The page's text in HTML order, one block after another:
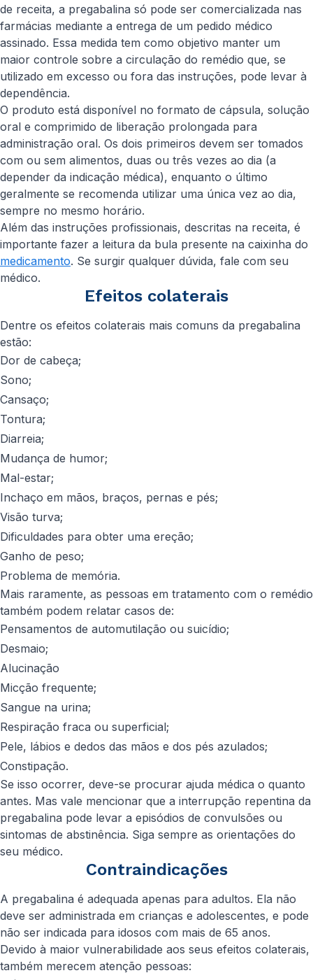
de receita, a pregabalina só pode ser comercializada nas
farmácias mediante a entrega de um pedido médico
assinado. Essa medida tem como objetivo manter um
maior controle sobre a circulação do remédio que, se
utilizado em excesso ou fora das instruções, pode levar à
dependência.
O produto está disponível no formato de cápsula, solução
oral e comprimido de liberação prolongada para
administração oral. Os dois primeiros devem ser tomados
com ou sem alimentos, duas ou três vezes ao dia (a
depender da indicação médica), enquanto o último
geralmente se recomenda utilizar uma única vez ao dia,
sempre no mesmo horário.
Além das instruções profissionais, descritas na receita, é
importante fazer a leitura da bula presente na caixinha do
medicamento. Se surgir qualquer dúvida, fale com seu
médico.
Efeitos colaterais
Dentre os efeitos colaterais mais comuns da pregabalina
estão:
Dor de cabeça;
Sono;
Cansaço;
Tontura;
Diarreia;
Mudança de humor;
Mal-estar;
Inchaço em mãos, braços, pernas e pés;
Visão turva;
Dificuldades para obter uma ereção;
Ganho de peso;
Problema de memória.
Mais raramente, as pessoas em tratamento com o remédio
também podem relatar casos de:
Pensamentos de automutilação ou suicídio;
Desmaio;
Alucinação
Micção frequente;
Sangue na urina;
Respiração fraca ou superficial;
Pele, lábios e dedos das mãos e dos pés azulados;
Constipação.
Se isso ocorrer, deve-se procurar ajuda médica o quanto
antes. Mas vale mencionar que a interrupção repentina da
pregabalina pode levar a episódios de convulsões ou
sintomas de abstinência. Siga sempre as orientações do
seu médico.
Contraindicações
A pregabalina é adequada apenas para adultos. Ela não
deve ser administrada em crianças e adolescentes, e pode
não ser indicada para idosos com mais de 65 anos.
Devido à maior vulnerabilidade aos seus efeitos colaterais,
também merecem atenção pessoas: